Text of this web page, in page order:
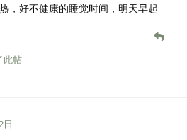
，好不健康的睡觉时间，明天早起
此帖
日